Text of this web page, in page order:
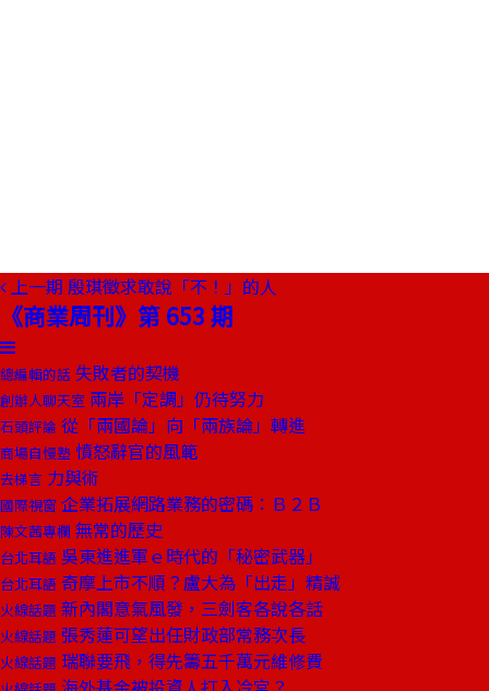
上一期 殷琪徵求敢說「不！」的人
《商業周刊》第 653 期
總編輯的話 失敗者的契機
創辦人聊天室 兩岸「定調」仍待努力
石頭評論 從「兩國論」向「兩族論」轉進
商場自慢塾 憤怒辭官的風範
去梯言 力與術
國際視窗 企業拓展網路業務的密碼：Ｂ２Ｂ
陳文茜專欄 無常的歷史
台北耳語 吳東進進軍ｅ時代的「秘密武器」
台北耳語 奇摩上市不順？盧大為「出走」精誠
火線話題 新內閣意氣風發，三劍客各說各話
火線話題 張秀蓮可望出任財政部常務次長
火線話題 瑞聯要飛，得先籌五千萬元維修費